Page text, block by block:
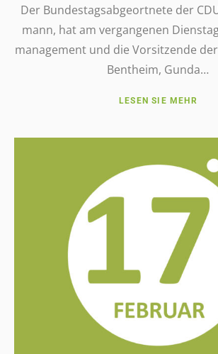
Der Bundes­tags­ab­ge­ort­nete der
mann, hat am vergan­ge­nen
ma­nage­ment und die Vorsit­zende
Bent­heim, Gunda…
LESEN SIE MEHR